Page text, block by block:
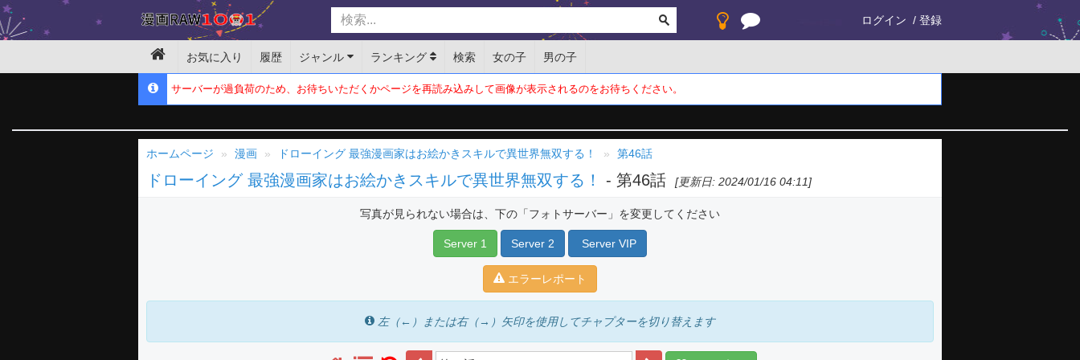
ログイン 登録
お気に入り 履歴 ジャンル ランキング 検索 女の子 男の子
サーバーが過負荷のため、お待ちいただくかページを再読み込みして画像が表示されるのをお待ちください。
ホームページ 漫画 ドローイング 最強漫画家はお絵かきスキルで異世界無双する！ 第46話
ドローイング 最強漫画家はお絵かきスキルで異世界無双する！ - 第46話 [更新日: 2024/01/16 04:11]
写真が見られない場合は、下の「フォトサーバー」を変更してください
Server 1 Server 2 Server VIP
エラーレポート
左（←）または右（→）矢印を使用してチャプターを切り替えます